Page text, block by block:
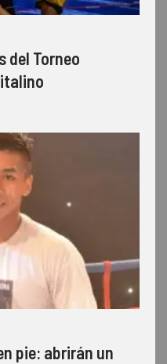
del Torneo
pie: abrirán un